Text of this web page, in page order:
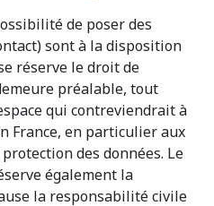
de poser des
sont à la disposition
réserve le droit de
préalable, tout
qui contreviendrait à
France, en particulier aux
des données. Le
également la
la responsabilité civile